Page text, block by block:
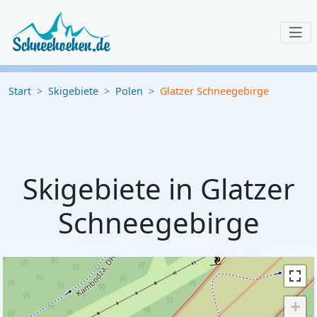
Start Skigebiete Polen Glatzer Schneegebirge
Skigebiete in Glatzer
Schneegebirge
+